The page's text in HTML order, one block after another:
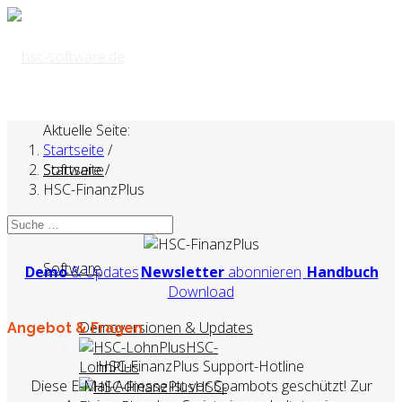
Startseite
Software
Demoversionen & Updates
HSC-
LohnPlus
HSC-
Aktuelle Seite:
Startseite /
Software/
HSC-FinanzPlus
Demo& UpdatesNewsletterabonnieren Handbuch
Download
Angebot & Fragen
HSC-FinanzPlus Support-Hotline
Diese E-Mail-Adresse ist vor Spambots geschützt! Zur